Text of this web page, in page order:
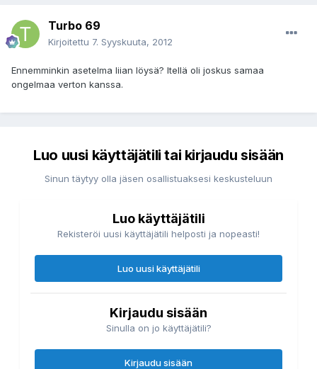
Turbo 69
Kirjoitettu 7. Syyskuuta, 2012
Ennemminkin asetelma liian löysä? Itellä oli joskus samaa
ongelmaa verton kanssa.
Luo uusi käyttäjätili tai kirjaudu sisään
Sinun täytyy olla jäsen osallistuaksesi keskusteluun
Luo käyttäjätili
Rekisteröi uusi käyttäjätili helposti ja nopeasti!
Luo uusi käyttäjätili
Kirjaudu sisään
Sinulla on jo käyttäjätili?
Kirjaudu sisään